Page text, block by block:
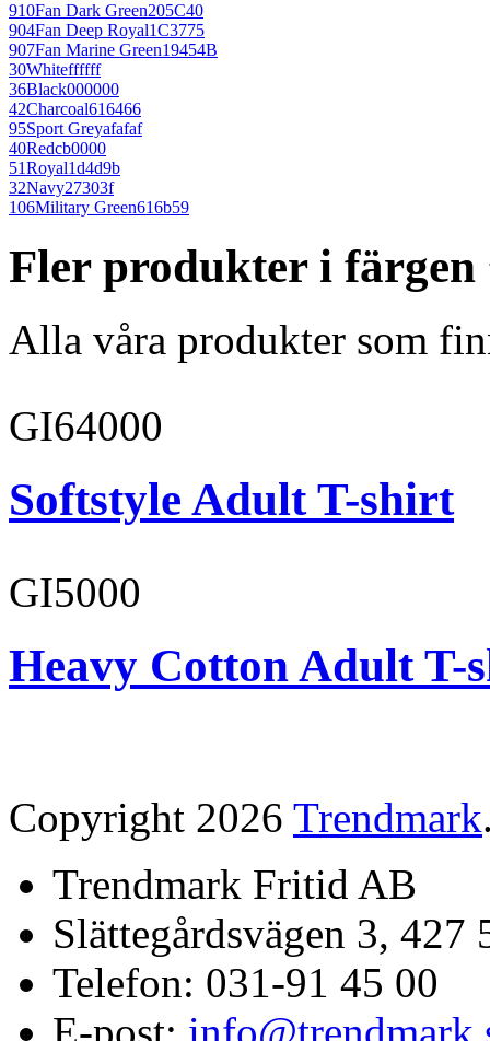
910Fan Dark Green205C40
904Fan Deep Royal1C3775
907Fan Marine Green19454B
30Whiteffffff
36Black000000
42Charcoal616466
95Sport Greyafafaf
40Redcb0000
51Royal1d4d9b
32Navy27303f
106Military Green616b59
Fler produkter i
Alla våra produkter som
GI64000
Softstyle Adult T-shirt
GI5000
Heavy Cotton Adult T-
Copyright 2026 Trendmark
Trendmark Fritid AB
Slättegårdsvägen 3,
Telefon: 031-91 45 00
E-post: